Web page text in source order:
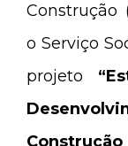
Construção
o Serviço
projeto